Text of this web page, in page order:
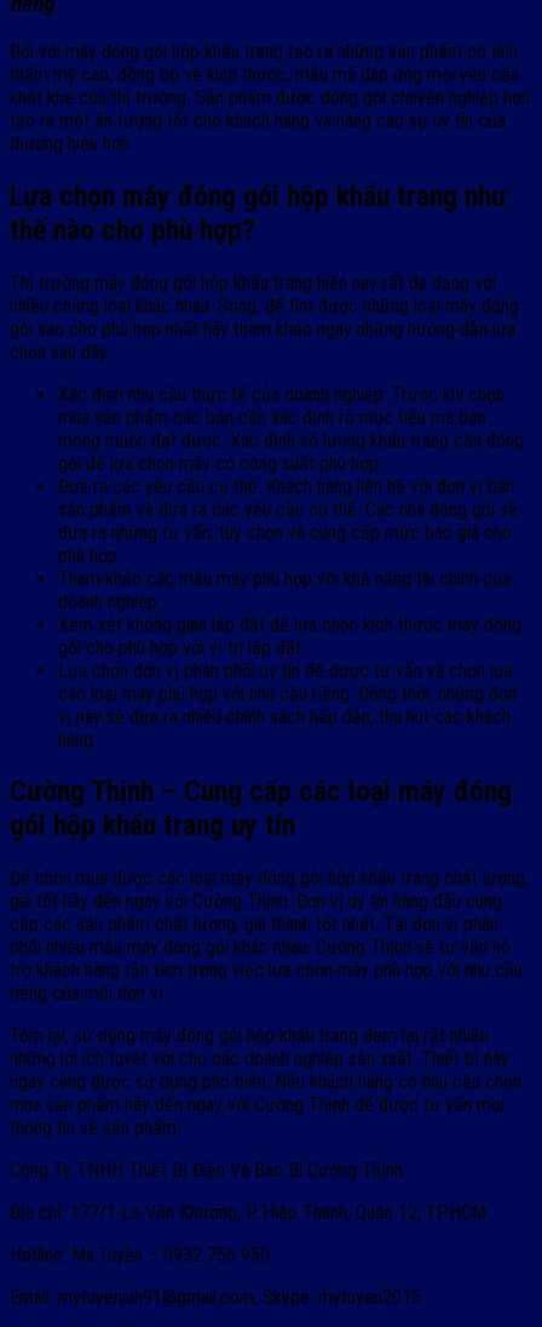
Đối với máy đóng gói hộp khẩu trang tạo ra những sản phẩm có tính
thẩm mỹ cao, đồng bộ về kích thước, mẫu mã đáp ứng mọi yêu cầu
khắt khe của thị trường. Sản phẩm được đóng gói chuyên nghiệp hơn
tạo ra một ấn tượng tốt cho khách hàng và nâng cao sự uy tín của
thương hiệu hơn.
Lựa chọn máy đóng gói hộp khẩu trang như
thế nào cho phù hợp?
Thị trường máy đóng gói hộp khẩu trang hiện nay rất đa dạng với
nhiều chủng loại khác nhau. Song, để tìm được những loại máy đóng
gói sao cho phù hợp nhất hãy tham khảo ngay những hướng dẫn lựa
chọn sau đây.
Xác định nhu cầu thực tế của doanh nghiệp: Trước khi chọn
mua sản phẩm các bạn cần xác định rõ mục tiêu mà bạn
mong muốn đạt được. Xác định số lượng khẩu trang cần đóng
gói để lựa chọn máy có công suất phù hợp.
Đưa ra các yêu cầu cụ thể: Khách hàng liên hệ với đơn vị bán
sản phẩm và đưa ra các yêu cầu cụ thể. Các nhà đóng gói sẽ
đưa ra những tư vấn, tùy chọn và cung cấp mức báo giá cho
phù hợp.
Tham khảo các mẫu máy phù hợp với khả năng tài chính của
doanh nghiệp.
Xem xét không gian lắp đặt để lựa chọn kích thước máy đóng
gói cho phù hợp với vị trí lắp đặt.
Lựa chọn đơn vị phân phối uy tín để được tư vấn và chọn lựa
các loại máy phù hợp với nhu cầu riêng. Đồng thời, những đơn
vị này sẽ đưa ra nhiều chính sách hấp dẫn, thu hút các khách
hàng.
Cường Thịnh – Cung cấp các loại máy đóng
gói hộp khẩu trang uy tín
Để chọn mua được các loại máy đóng gói hộp khẩu trang chất lượng,
giá tốt hãy đến ngay với Cường Thịnh. Đơn vị uy tín hàng đầu cung
cấp các sản phẩm chất lượng, giá thành tốt nhất. Tại đơn vị phân
phối nhiều mẫu máy đóng gói khác nhau. Cường Thịnh sẽ tư vấn hỗ
trợ khách hàng tận tâm trong việc lựa chọn máy phù hợp với nhu cầu
riêng của mỗi đơn vị.
Tóm lại, sử dụng máy đóng gói hộp khẩu trang đem lại rất nhiều
những lợi ích tuyệt vời cho các doanh nghiệp sản xuất. Thiết bị này
ngày càng được sử dụng phổ biến. Nếu khách hàng có nhu cầu chọn
mua sản phẩm hãy đến ngay với Cường Thịnh để được tư vấn mọi
thông tin về sản phẩm.
Công Ty TNHH Thiết Bị Điện Và Bao Bì Cường Thịnh
Địa chỉ: 177/1 Lê Văn Khương, P. Hiệp Thành, Quận 12, TP.HCM
Hotline: Ms.Tuyền – 0932 756 950
Email: mytuyeniuh91@gmail.com, Skype: mytuyen2015